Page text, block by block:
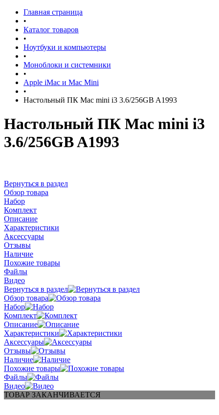
Главная страница
•
Каталог товаров
•
Ноутбуки и компьютеры
•
Моноблоки и системники
•
Apple iMac и Mac Mini
•
Настольный ПК Mac mini i3 3.6/256GB A1993
Настольный ПК Mac mini i3
3.6/256GB A1993
Вернуться в раздел
Обзор товара
Набор
Комплект
Описание
Характеристики
Аксессуары
Отзывы
Наличие
Похожие товары
Файлы
Видео
Вернуться в раздел
Обзор товара
Набор
Комплект
Описание
Характеристики
Аксессуары
Отзывы
Наличие
Похожие товары
Файлы
Видео
ТОВАР ЗАКАНЧИВАЕТСЯ